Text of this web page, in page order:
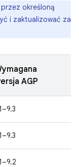
określoną
i zaktualizować za
AGP